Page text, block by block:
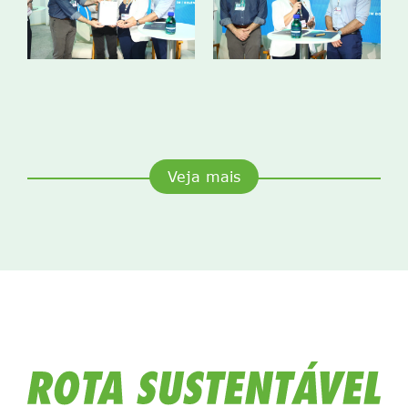
Veja mais